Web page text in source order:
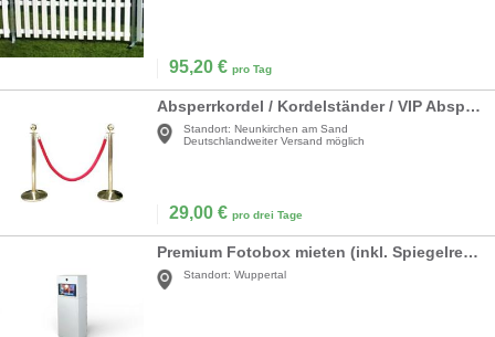
95,20 € pro Tag
Absperrkordel / Kordelständer / VIP Absperrung / Personenleitsystem / Absperrständer
Standort: Neunkirchen am Sand
Deutschlandweiter Versand möglich
29,00 € pro drei Tage
Premium Fotobox mieten (inkl. Spiegelreflexkamera & Sofortdruck)
Standort: Wuppertal